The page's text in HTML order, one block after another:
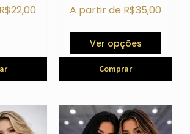
R$22,00 A partir de R$35,00
Ver opções
Comprar